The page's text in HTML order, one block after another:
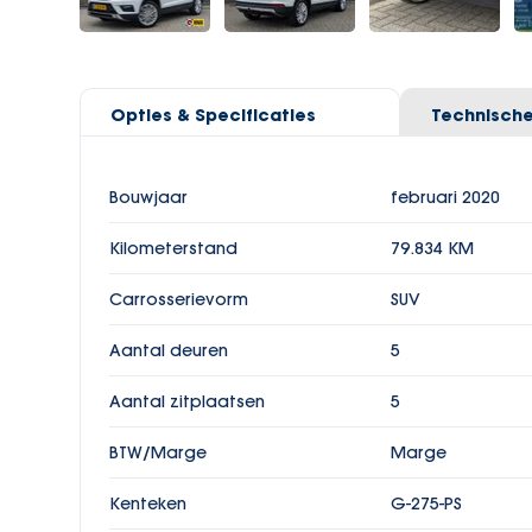
Opties & Specificaties
Bouwjaar februari 2020
Kilometerstand 79.834 KM
Carrosserievorm SUV
Aantal deuren 5
Aantal zitplaatsen 5
BTW/Marge Marge
Kenteken G-275-PS
Vermogen 150 pk
Aantal cilinders 4
Cilinderinhoud 1498 cc
Topsnelheid 198 km/h
Gewicht 1270 kg
Wielbasis 262 cm